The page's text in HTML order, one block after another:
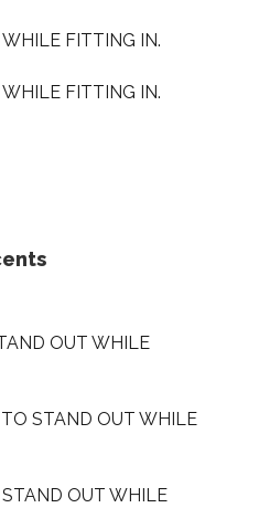
FITTING IN.
FITTING IN.
OUT WHILE
STAND OUT WHILE
OUT WHILE